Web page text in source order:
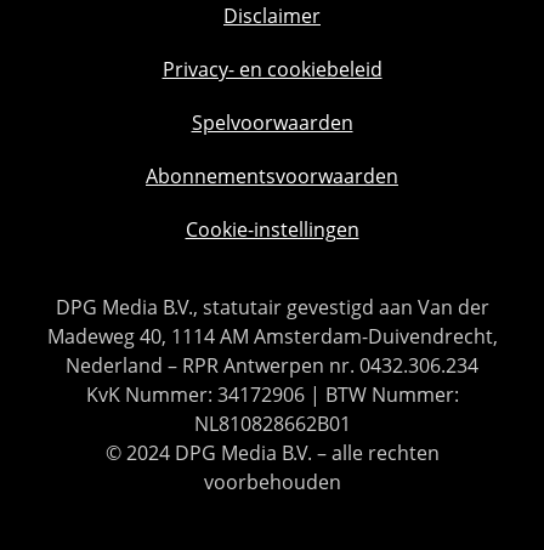
Disclaimer
Privacy- en cookiebeleid
Spelvoorwaarden
Abonnementsvoorwaarden
Cookie-instellingen
DPG Media B.V., statutair gevestigd aan Van der
Madeweg 40, 1114 AM Amsterdam-Duivendrecht,
Nederland – RPR Antwerpen nr. 0432.306.234
KvK Nummer: 34172906 | BTW Nummer:
NL810828662B01
© 2024 DPG Media B.V. – alle rechten
voorbehouden